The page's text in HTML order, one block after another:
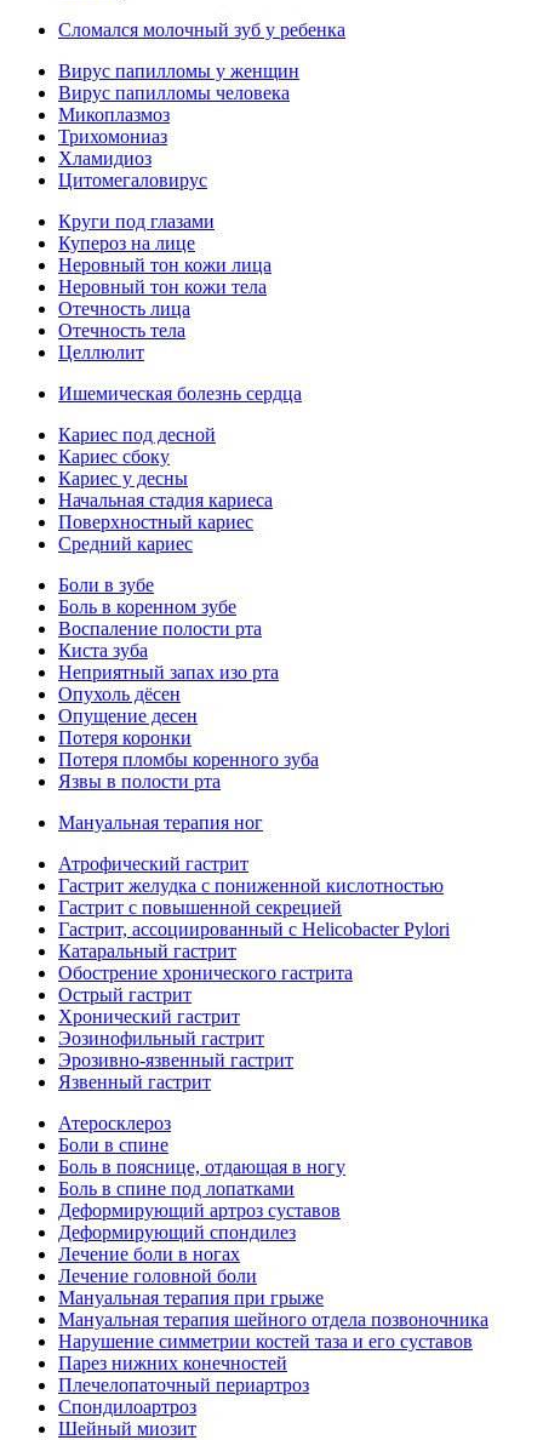
Сломался молочный зуб у ребенка
Вирус папилломы у женщин
Вирус папилломы человека
Микоплазмоз
Трихомониаз
Хламидиоз
Цитомегаловирус
Круги под глазами
Купероз на лице
Неровный тон кожи лица
Неровный тон кожи тела
Отечность лица
Отечность тела
Целлюлит
Ишемическая болезнь сердца
Кариес под десной
Кариес сбоку
Кариес у десны
Начальная стадия кариеса
Поверхностный кариес
Средний кариес
Боли в зубе
Боль в коренном зубе
Воспаление полости рта
Киста зуба
Неприятный запах изо рта
Опухоль дёсен
Опущение десен
Потеря коронки
Потеря пломбы коренного зуба
Язвы в полости рта
Мануальная терапия ног
Атрофический гастрит
Гастрит желудка с пониженной кислотностью
Гастрит с повышенной секрецией
Гастрит, ассоциированный с Helicobacter Pylori
Катаральный гастрит
Обострение хронического гастрита
Острый гастрит
Хронический гастрит
Эозинофильный гастрит
Эрозивно-язвенный гастрит
Язвенный гастрит
Атеросклероз
Боли в спине
Боль в пояснице, отдающая в ногу
Боль в спине под лопатками
Деформирующий артроз суставов
Деформирующий спондилез
Лечение боли в ногах
Лечение головной боли
Мануальная терапия при грыже
Мануальная терапия шейного отдела позвоночника
Нарушение симметрии костей таза и его суставов
Парез нижних конечностей
Плечелопаточный периартроз
Спондилоартроз
Шейный миозит